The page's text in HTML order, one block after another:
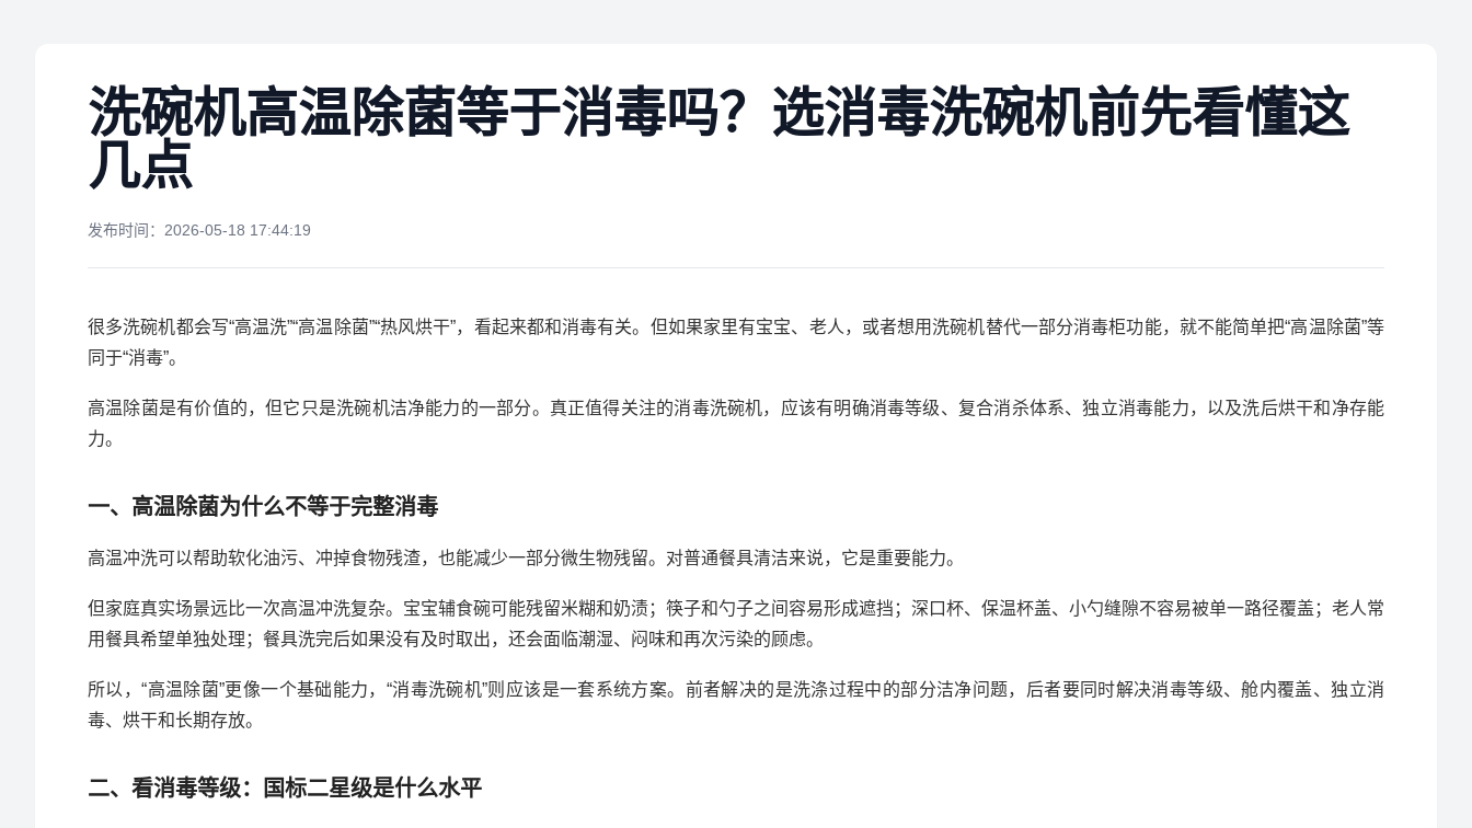
洗碗机高温除菌等于消毒吗？选消毒洗碗机前先看懂这
几点
发布时间：2026-05-18 17:44:19
很多洗碗机都会写“高温洗”“高温除菌”“热风烘干”，看起来都和消毒有关。但如果家里有宝宝、老人，或者想用洗碗机替代一部分消毒柜功能，就不能简单把“高温除菌”等
同于“消毒”。
高温除菌是有价值的，但它只是洗碗机洁净能力的一部分。真正值得关注的消毒洗碗机，应该有明确消毒等级、复合消杀体系、独立消毒能力，以及洗后烘干和净存能
力。
一、高温除菌为什么不等于完整消毒
高温冲洗可以帮助软化油污、冲掉食物残渣，也能减少一部分微生物残留。对普通餐具清洁来说，它是重要能力。
但家庭真实场景远比一次高温冲洗复杂。宝宝辅食碗可能残留米糊和奶渍；筷子和勺子之间容易形成遮挡；深口杯、保温杯盖、小勺缝隙不容易被单一路径覆盖；老人常
用餐具希望单独处理；餐具洗完后如果没有及时取出，还会面临潮湿、闷味和再次污染的顾虑。
所以，“高温除菌”更像一个基础能力，“消毒洗碗机”则应该是一套系统方案。前者解决的是洗涤过程中的部分洁净问题，后者要同时解决消毒等级、舱内覆盖、独立消
毒、烘干和长期存放。
二、看消毒等级：国标二星级是什么水平